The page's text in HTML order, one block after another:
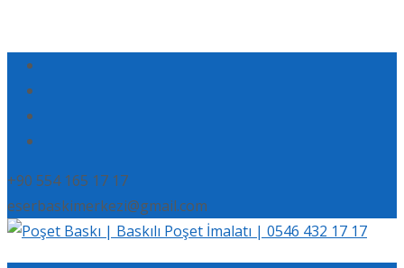
+90 554 165 17 17
eserbaskimerkezi@gmail.com